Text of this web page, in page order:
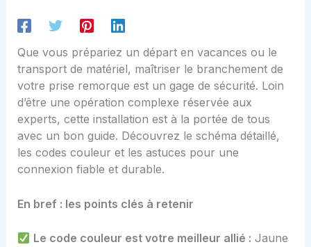
Que vous prépariez un départ en vacances ou le
transport de matériel, maîtriser le branchement de
votre prise remorque est un gage de sécurité. Loin
d’être une opération complexe réservée aux
experts, cette installation est à la portée de tous
avec un bon guide. Découvrez le schéma détaillé,
les codes couleur et les astuces pour une
connexion fiable et durable.
En bref : les points clés à retenir
Le code couleur est votre meilleur allié : Jaune